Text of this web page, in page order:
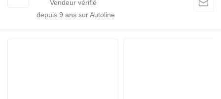
depuis 9 ans sur Autoline